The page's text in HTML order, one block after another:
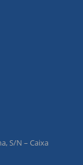
S/N – Caixa